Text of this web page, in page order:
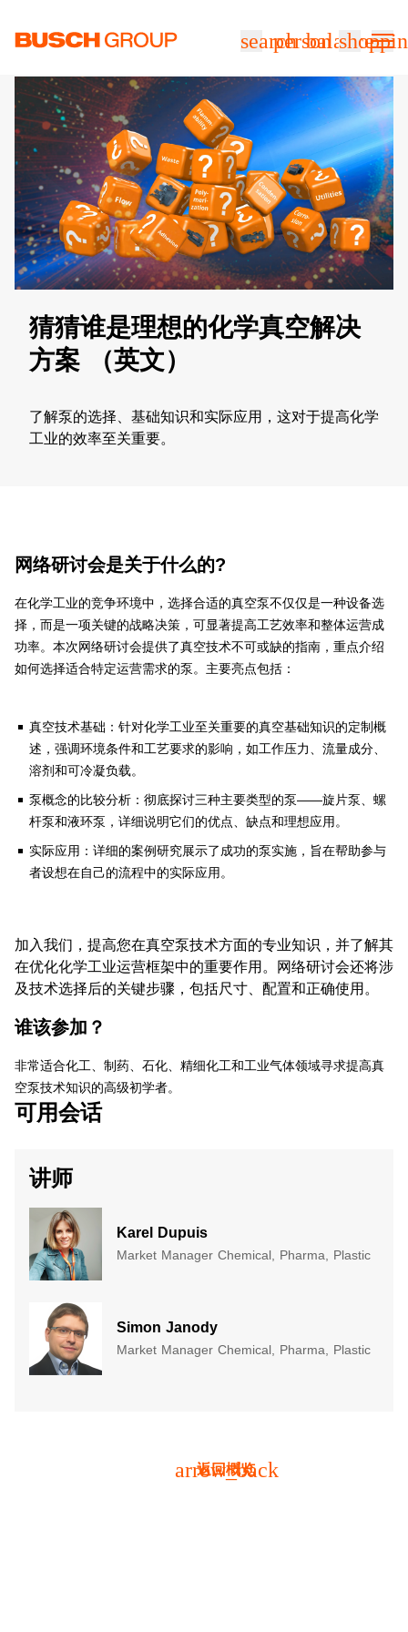
searchpersonbalance
猜猜谁是理想的化学真空解决
方案 （英文）
了解泵的选择、基础知识和实际应用，这对于提高化学
工业的效率至关重要。
网络研讨会是关于什么的?
在化学工业的竞争环境中，选择合适的真空泵不仅仅是一种设备选
择，而是一项关键的战略决策，可显著提高工艺效率和整体运营成
功率。本次网络研讨会提供了真空技术不可或缺的指南，重点介绍
如何选择适合特定运营需求的泵。主要亮点包括：
真空技术基础：针对化学工业至关重要的真空基础知识的定制概
述，强调环境条件和工艺要求的影响，如工作压力、流量成分、
溶剂和可冷凝负载。
泵概念的比较分析：彻底探讨三种主要类型的泵——旋片泵、螺
杆泵和液环泵，详细说明它们的优点、缺点和理想应用。
实际应用：详细的案例研究展示了成功的泵实施，旨在帮助参与
者设想在自己的流程中的实际应用。
加入我们，提高您在真空泵技术方面的专业知识，并了解其
在优化化学工业运营框架中的重要作用。网络研讨会还将涉
及技术选择后的关键步骤，包括尺寸、配置和正确使用。
谁该参加？
非常适合化工、制药、石化、精细化工和工业气体领域寻求提高真
空泵技术知识的高级初学者。
可用会话
讲师
Karel Dupuis
Market Manager Chemical, Pharma, Plastic
Simon Janody
Market Manager Chemical, Pharma, Plastic
返回概览
arrow_back